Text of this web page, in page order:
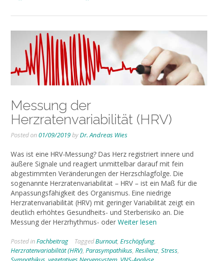
Messung der
Herzratenvariabilität (HRV)
Posted on01/09/2019byDr. Andreas Wies
Was ist eine HRV-Messung? Das Herz registriert innere und
äußere Signale und reagiert unmittelbar darauf mit fein
abgestimmten Veränderungen der Herzschlagfolge. Die
sogenannte Herzratenvariabilität – HRV – ist ein Maß für die
Anpassungsfähigkeit des Organismus. Eine niedrige
Herzratenvariabilität (HRV) mit geringer Variabilität zeigt ein
deutlich erhöhtes Gesundheits- und Sterberisiko an. Die
Messung der Herzrhythmus- oder Weiter lesen
Posted inFachbeitrag TaggedBurnout, Erschöpfung,
Herzratenvariabilität (HRV), Parasympathikus, Resilienz, Stress,